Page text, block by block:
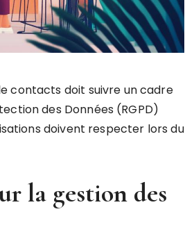
contacts doit suivre un cadre
des Données (RGPD)
doivent respecter lors du
la gestion des